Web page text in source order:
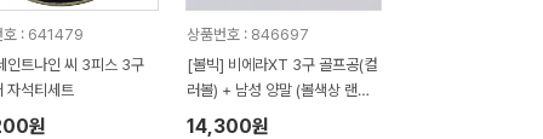
호 : 641479
인트나인 씨 3피스 3구
자석티세트
원
상품번호 : 846697
[볼빅] 비에라XT 3구 골프공(컬
러볼) + 남성 양말 (볼색상 랜덤,
쇼핑백포함)
14,300원